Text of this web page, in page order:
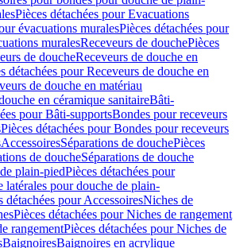
Pièces détachées pour Evacuations
évacuations muralesPièces détachées pour
muralesReceveurs de douchePièces
de doucheReceveurs de douche en
détachées pour Receveurs de douche en
de douche en matériau
en céramique sanitaireBâti-
pour Bâti-supportsBondes pour receveurs
Pièces détachées pour Bondes pour receveurs
AccessoiresSéparations de douchePièces
de doucheSéparations de douche
plain-piedPièces détachées pour
latérales pour douche de plain-
détachées pour AccessoiresNiches de
Pièces détachées pour Niches de rangement
rangementPièces détachées pour Niches de
BaignoiresBaignoires en acrylique